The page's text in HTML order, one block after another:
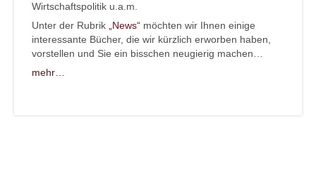
Wirtschaftspolitik u.a.m.
Unter der Rubrik „News“ möchten wir Ihnen einige
interessante Bücher, die wir kürzlich erworben haben,
vorstellen und Sie ein bisschen neugierig machen…
mehr…